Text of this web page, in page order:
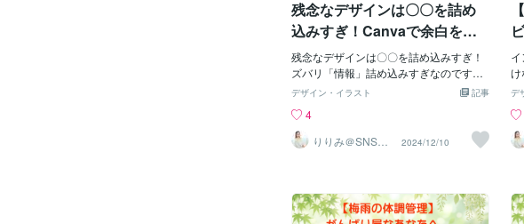
聴する価値があるのか？これらを一目で
判断してもらえます。特に、忙しい人ほ
どカバー画像でそのアカウントの価値を
判断するのです。そして、何よりも、女
性は「視覚が命です！」Instagramでは、
投稿がたくさん並ぶ中で、目立つことが
の表紙のように「一瞬で心をつかむ」力
を発揮します。ぜひ、お役立てください
ねSNSデザイナー藤川莉里美
野
残念なデザインは〇〇を詰め
込みすぎ！Canvaで余白を活
かしたデザイン制作
残念なデザインは〇〇を詰め込みすぎ！
ズバリ「情報」詰め込みすぎなのです。
【デザインの見た目が整わない原因は
ているけど、なんだか見た目がごちゃご
ちゃしている…。こんなお悩みありませ
んか？実は、その原因は“余白不足”かも
をうまく使うだけで、デザインが見やす
く、伝わりやすくなるんです！今回は、
記事
デザイン・イラスト
4
りりみ＠SNSイ
ンスタ運用
2024/12/10
ラ
デ